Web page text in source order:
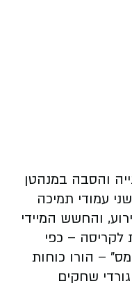
והסבה במנהטן
עמודי תמיכה
והחשש המיידי
לקריסה – כפי
– הורו כוחות
שחקים